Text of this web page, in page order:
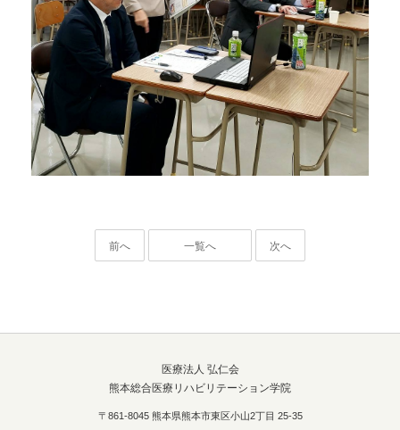
前へ 一覧へ 次へ
医療法人 弘仁会
熊本総合医療リハビリテーション学院
〒861-8045 熊本県熊本市東区小山2丁目 25-35